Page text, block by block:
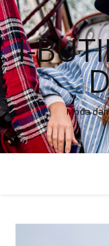
I-
Moda